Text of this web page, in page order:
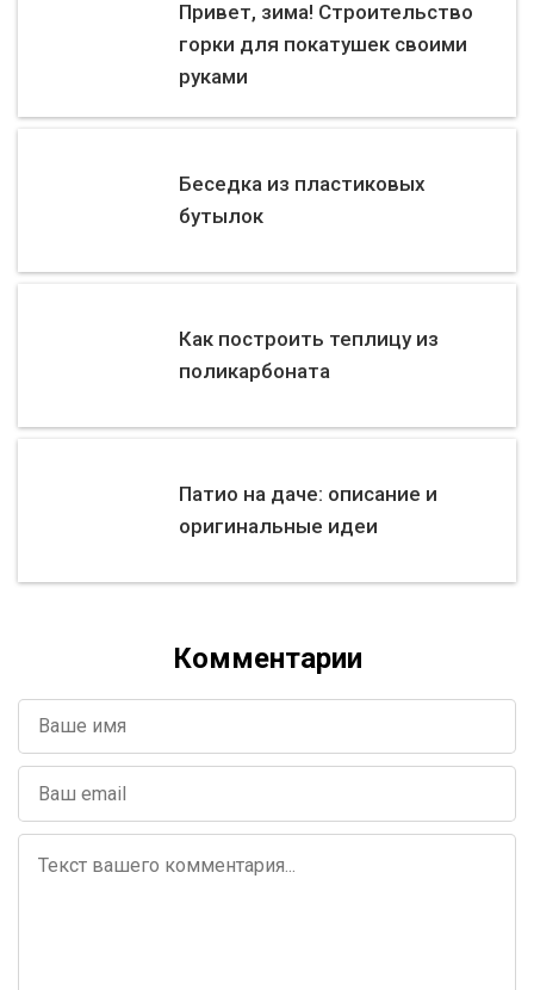
Привет, зима! Строительство
горки для покатушек своими
руками
Беседка из пластиковых
бутылок
Как построить теплицу из
поликарбоната
Патио на даче: описание и
оригинальные идеи
Комментарии